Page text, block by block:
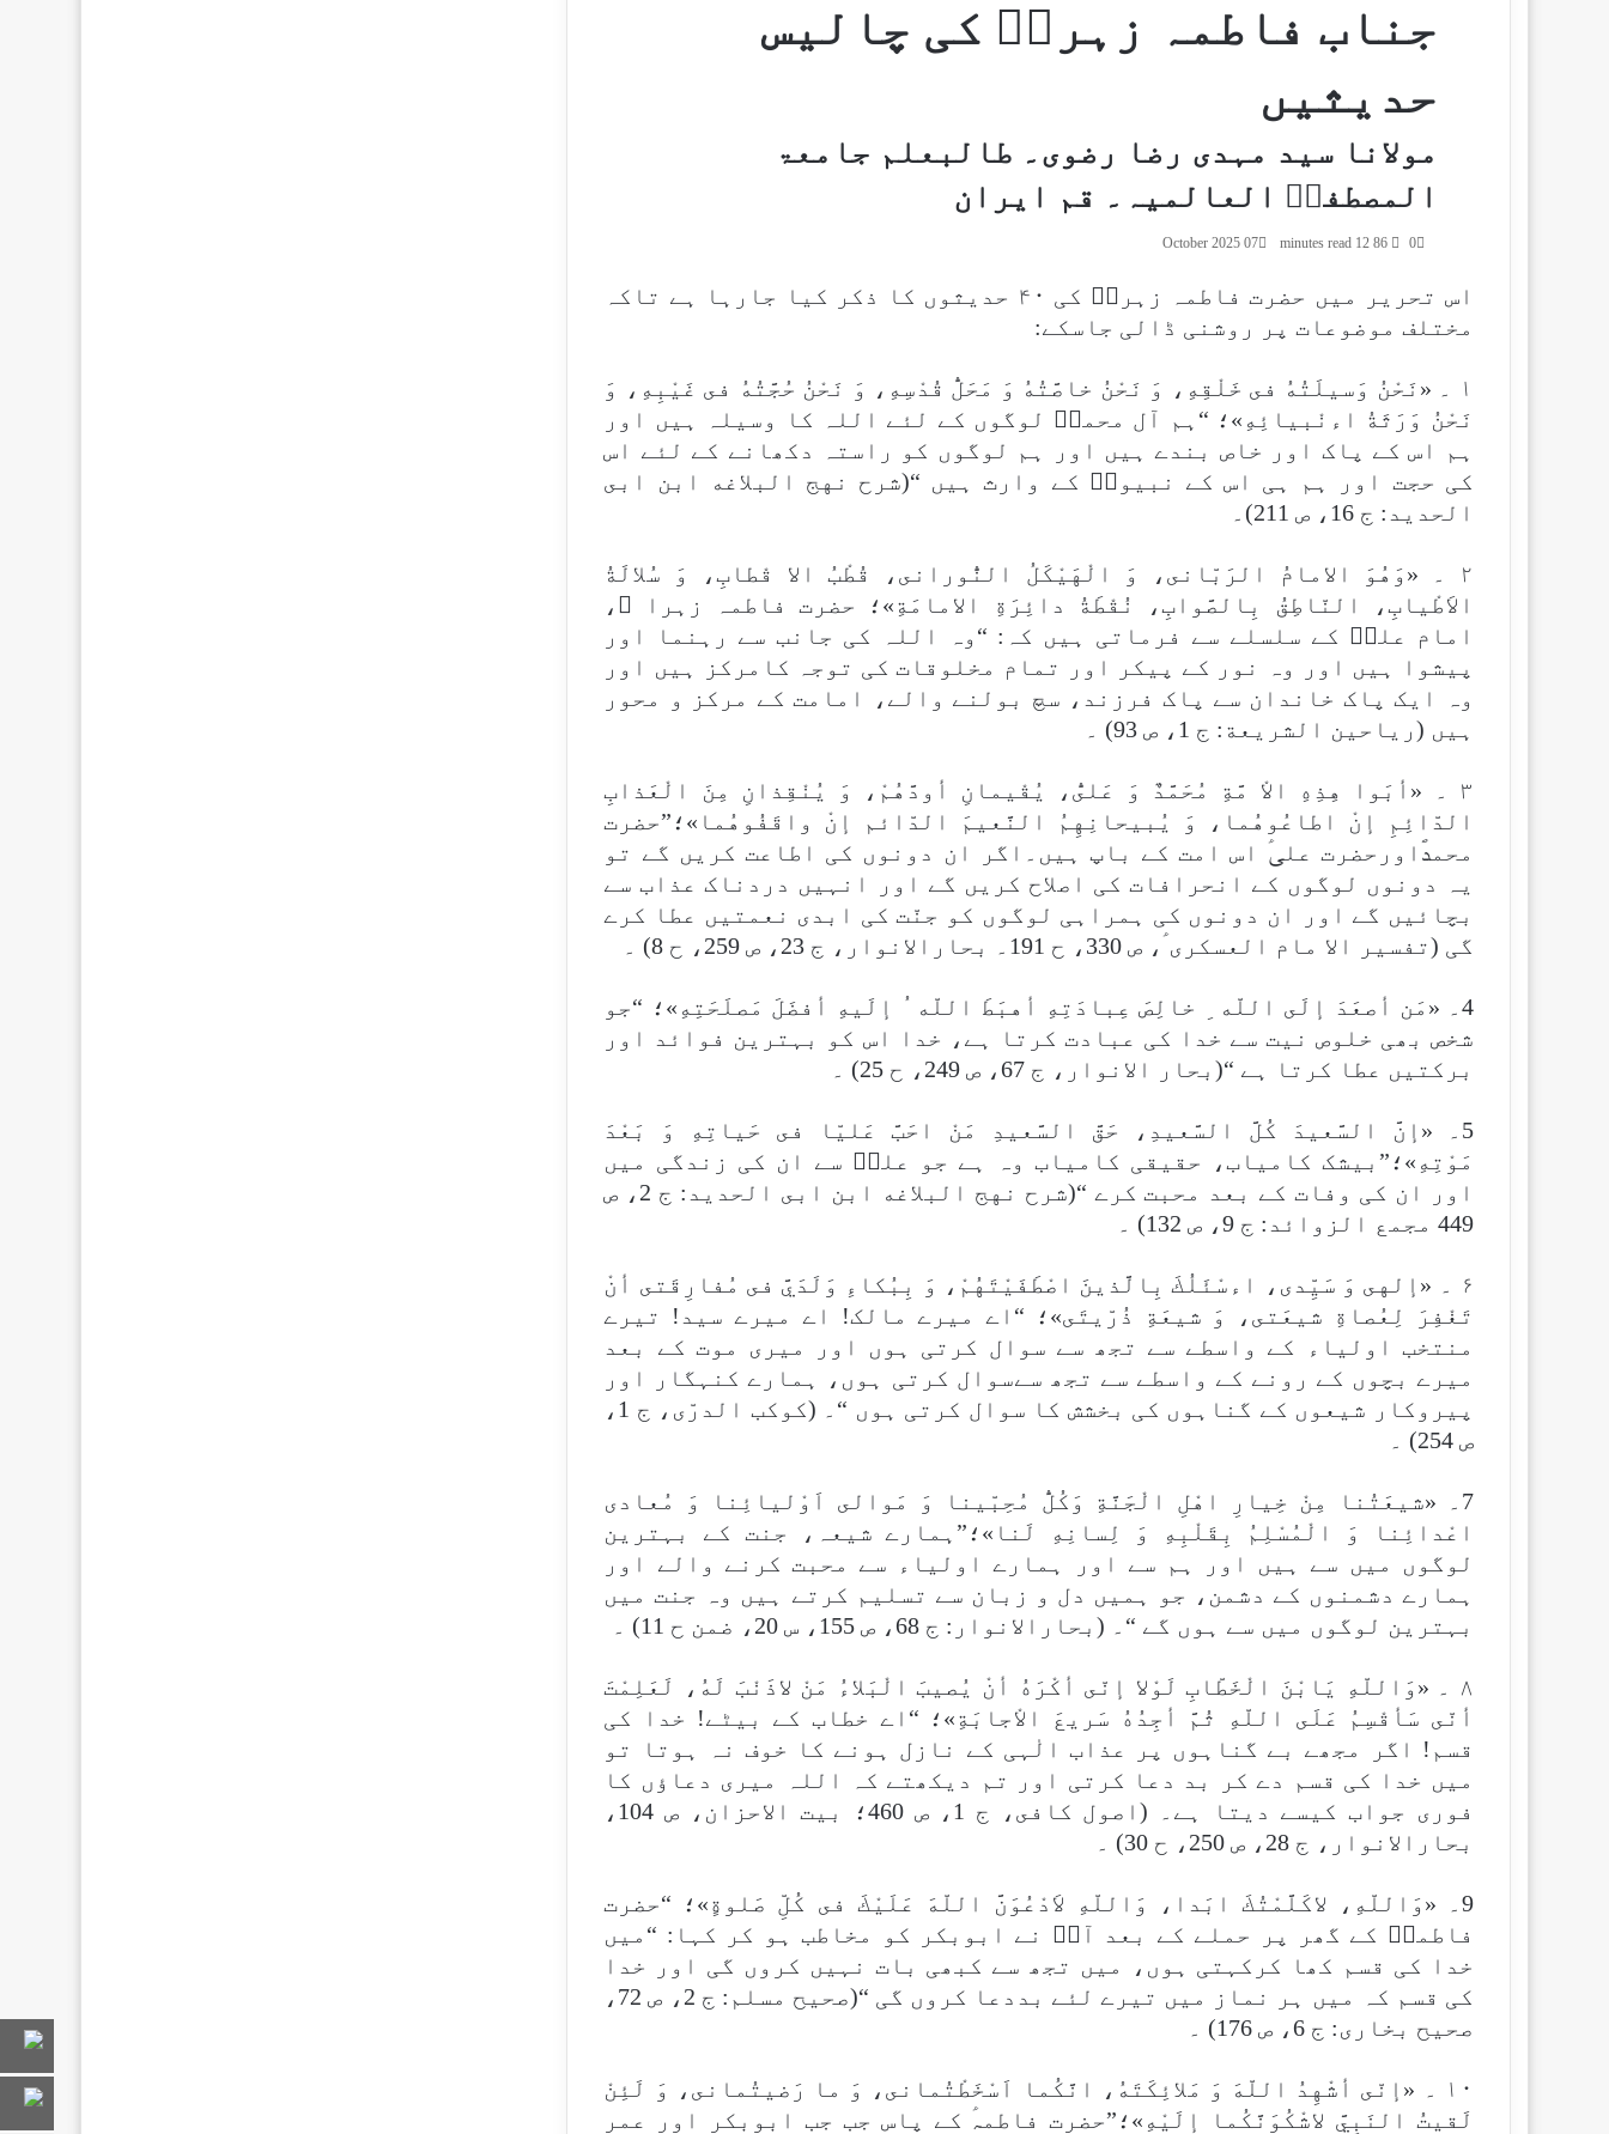
جناب فاطمہ زہراؑ کی چالیس
حدیثیں
مولانا سید مہدی رضا رضوی۔ طالبعلم جامعۃ
المصطفیؐ العالمیہ۔ قم ایران
07 October 2025 0
86
12 minutes read
اس تحریر میں حضرت فاطمہ زہراؑ کی ۴۰ حدیثوں کا ذکر کیا جارہا ہے تاکہ
مختلف موضوعات پر روشنی ڈالی جاسکے:
۱ ۔ «نَحْنُ وَسيلَتُهُ فى خَلْقِهِ، وَ نَحْنُ خاصَّتُهُ وَ مَحَلُّ قُدْسِهِ، وَ نَحْنُ حُجَّتُهُ فى غَيْبِهِ، وَ
نَحْنُ وَرَثَةُ اءنْبيائِهِ»؛ “ہم آل محمدؑ لوگوں کے لئے اللہ کا وسیلہ ہیں اور
ہم اس کے پاک اور خاص بندے ہیں اور ہم لوگوں کو راستہ دکھانے کے لئے اس
کی حجت اور ہم ہی اس کے نبیوںؑ کے وارث ہیں “(شرح نهج البلاغه ابن ابى
الحديد: ج 16، ص 211)۔
۲ ۔ «وَهُوَ الامامُ الرَبّانى، وَ الْهَيْكَلُ النُّورانى، قُطْبُ الا قْطابِ، وَ سُلالَةُ
الاَطْيابِ، النّاطِقُ بِالصَّوابِ، نُقْطَةُ دائِرَةِ الامامَةِ»؛ حضرت فاطمہ زہرا ؑ،
امام علیؑ کے سلسلے سے فرماتی ہیں کہ: “وہ اللہ کی جانب سے رہنما اور
پیشوا ہیں اور وہ نور کے پیکر اور تمام مخلوقات کی توجہ کامرکز ہیں اور
وہ ایک پاک خاندان سے پاک فرزند، سچ بولنے والے، امامت کے مرکز و محور
ہیں (رياحين الشريعة: ج 1، ص 93) ۔
۳ ۔ «أبَوا هِذِهِ الاْ مَّةِ مُحَمَّدٌ وَ عَلىُّ، يُقْيمانِ أودَّهُمْ، وَ يُنْقِذانِ مِنَ الْعَذابِ
الدّائِمِ إنْ اطاعُوهُما، وَ يُبيحانِهِمُ النَّعيمَ الدّائم إنْ واقَفُوهُما»؛”حضرت
محمدؐاورحضرت علیؑ اس امت کے باپ ہیں۔اگر ان دونوں کی اطاعت کریں گے تو
یہ دونوں لوگوں کے انحرافات کی اصلاح کریں گے اور انہیں دردناک عذاب سے
بچائیں گے اور ان دونوں کی ہمراہی لوگوں کو جنّت کی ابدی نعمتیں عطا کرے
گی (تفسير الا مام العسكرى ؑ، ص 330، ح 191۔ بحارالانوار، ج 23، ص 259، ح 8) ۔
4۔ «مَن أصعَدَ إلَى اللّه ِ خالِصَ عِبادَتِهِ أهبَطَ اللّه ُ إلَيهِ أفضَلَ مَصلَحَتِهِ»؛ “جو
شخص بھی خلوص نیت سے خدا کی عبادت کرتا ہے، خدا اس کو بہترین فوائد اور
برکتیں عطا کرتا ہے “(بحار الانوار، ج 67، ص 249، ح 25) ۔
5۔ «إنَّ السَّعيدَ كُلَّ السَّعيدِ، حَقَّ السَّعيدِ مَنْ احَبَّ عَليّا فى حَياتِهِ وَ بَعْدَ
مَوْتِهِ»؛”بیشک کامیاب، حقیقی کامیاب وہ ہے جو علیؑ سے ان کی زندگی میں
اور ان کی وفات کے بعد محبت کرے “(شرح نهج البلاغه ابن ابى الحديد: ج 2، ص
449 مجمع الزوائد: ج 9، ص 132) ۔
۶ ۔ «إلهى وَ سَيِّدى، اءسْئَلُكَ بِالَّذينَ اصْطَفَيْتَهُمْ، وَ بِبُكاءِ وَلَدَيَّ فى مُفارِقَتى أنْ
تَغْفِرَ لِعُصاةِ شيعَتى، وَ شيعَةِ ذُرّيتَى»؛ “اے میرے مالک! اے میرے سید! تیرے
منتخب اولیاء کے واسطے سے تجھ سے سوال کرتی ہوں اور میری موت کے بعد
میرے بچوں کے رونے کے واسطے سے تجھ سےسوال کرتی ہوں، ہمارے کنہگار اور
پیروکار شیعوں کے گناہوں کی بخشش کا سوال کرتی ہوں “۔ (كوكب الدرّى، ج 1،
ص 254) ۔
7۔ «شيعَتُنا مِنْ خِيارِ اهْلِ الْجَنَّةِ وَكُلُّ مُحِبّينا وَ مَوالى اَوْليائِنا وَ مُعادى
اعْدائِنا وَ الْمُسْلِمُ بِقَلْبِهِ وَ لِسانِهِ لَنا»؛”ہمارے شیعہ، جنت کے بہترین
لوگوں میں سے ہیں اور ہم سے اور ہمارے اولیاء سے محبت کرنے والے اور
ہمارے دشمنوں کے دشمن، جو ہمیں دل و زبان سے تسلیم کرتے ہیں وہ جنت میں
بہترین لوگوں میں سے ہوں گے “۔ (بحارالانوار: ج 68، ص 155، س 20، ضمن ح 11) ۔
۸ ۔ «وَاللّهِ يَابْنَ الْخَطّابِ لَوْلا إنّى أكْرَهُ أنْ يُصيبَ الْبَلاءُ مَنْ لاذَنْبَ لَهُ، لَعَلِمْتَ
أنّى سَأقْسِمُ عَلَى اللّهِ ثُمَّ أجِدُهُ سَريعَ الاْجابَةِ»؛ “اے خطاب کے بیٹے! خدا کی
قسم! اگر مجھے بے گناہوں پر عذاب الٰہی کے نازل ہونے کا خوف نہ ہوتا تو
میں خدا کی قسم دے کر بد دعا کرتی اور تم دیکھتے کہ اللہ میری دعاؤں کا
فوری جواب کیسے دیتا ہے۔ (اصول كافى، ج 1، ص 460؛ بيت الاحزان، ص 104،
بحارالانوار، ج 28، ص 250، ح 30) ۔
9۔ «وَاللّهِ، لاكَلَّمْتُكَ ابَدا، وَاللّهِ لاَدْعُوَنَّ اللّهَ عَلَيْكَ فى كُلِّ صَلوةٍ»؛ “حضرت
فاطمہؑ کے گھر پر حملے کے بعد آپؑ نے ابوبکر کو مخاطب ہو کر کہا: “میں
خدا کی قسم کھا کرکہتی ہوں، میں تجھ سے کبھی بات نہیں کروں گی اور خدا
کی قسم کہ میں ہر نماز میں تیرے لئے بددعا کروں گی “(صحيح مسلم: ج 2، ص 72،
صحيح بخارى: ج 6، ص 176) ۔
۱۰ ۔ «إنّى أشْهِدُ اللّهَ وَ مَلائِكَتَهُ، انَّكُما اَسْخَطْتُمانى، وَ ما رَضيتُمانى، وَ لَئِنْ
لَقيتُ النَبِيَّ لاشْكُوَنَّكُما إلَيْهِ»؛”حضرت فاطمہؑ کے پاس جب جب ابوبکر اور عمر